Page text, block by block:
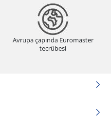
Avrupa çapında Euromaster
tecrübesi